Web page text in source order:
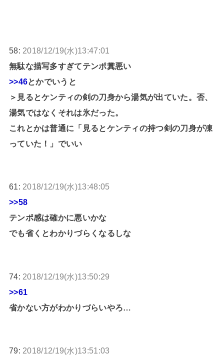
58: 2018/12/19(水)13:47:01
無駄な描写多すぎてテンポ糞悪い
>>46とかでいうと
＞見るとケンティの剣の刀身から湯気が出ていた。否、
湯気ではなくそれは氷だった。
これとかは普通に「見るとケンティの持つ剣の刀身が凍
っていた！」でいい
61: 2018/12/19(水)13:48:05
>>58
テンポ感は確かに悪いかな
でも省くとわかりづらくなるしな
74: 2018/12/19(水)13:50:29
>>61
省かない方がわかりづらいやろ…
79: 2018/12/19(水)13:51:03